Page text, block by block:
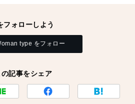
フォローしよう
type をフォロー
の記事をシェア